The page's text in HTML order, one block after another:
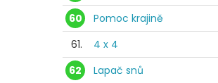
60
Pomoc krajině
61.
4 x 4
62
Lapač snů